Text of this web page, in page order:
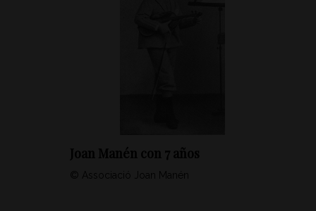
Joan Manén con 7 años
© Associació Joan Manén